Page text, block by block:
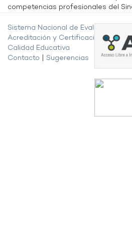
competencias profesionales del
Sistema Nacional de Evaluación,
Acreditación y Certificación de la
Calidad Educativa
Contacto
Sugerencias